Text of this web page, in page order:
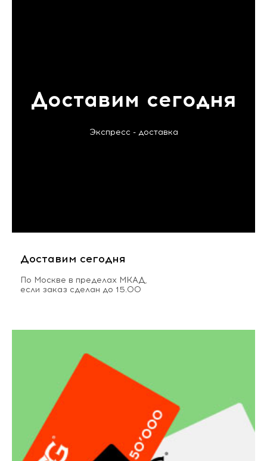
Доставим сегодня
Экспресс - доставка
Доставим сегодня
По Москве в пределах МКАД,
если заказ сделан до 15.00